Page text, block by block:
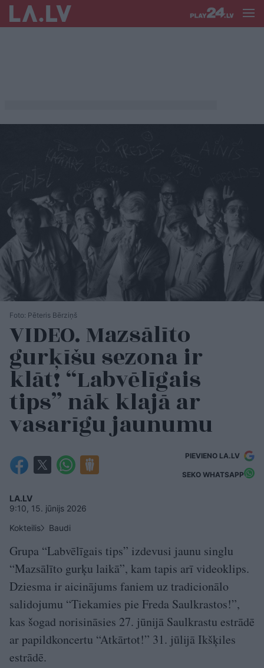
Foto: Pēteris Bērziņš
VIDEO. Mazsālīto
gurķīšu sezona ir
klāt! “Labvēlīgais
tips” nāk klajā ar
vasarīgu jaunumu
PIEVIENO LA.LV
SEKO WHATSAPP
LA.LV
9:10, 15. jūnijs 2026
Kokteilis
Baudi
Grupa “Labvēlīgais tips” izdevusi jaunu singlu
“Mazsālīto gurķu laikā”, kam tapis arī videoklips.
Dziesma ir aicinājums faniem uz tradicionālo
salidojumu “Tiekamies pie Freda Saulkrastos!”,
kas šogad norisināsies 27. jūnijā Saulkrastu estrādē
ar papildkoncertu “Atkārtot!” 31. jūlijā Ikšķiles
estrādē.